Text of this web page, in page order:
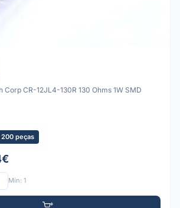
Corp CR-12JL4-130R 130 Ohms 1W SMD
peças
Mín: 1